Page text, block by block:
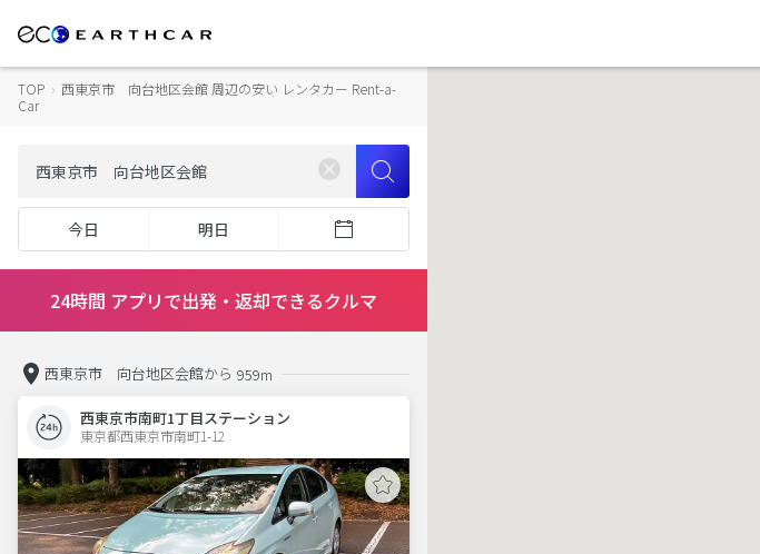
TOP › 西東京市 向台地区会館 周辺の安い レンタカー Rent-a-
Car
今日 明日
24時間 アプリで出発・返却できるクルマ
西東京市 向台地区会館から 959m
西東京市南町1丁目ステーション
東京都西東京市南町1-12